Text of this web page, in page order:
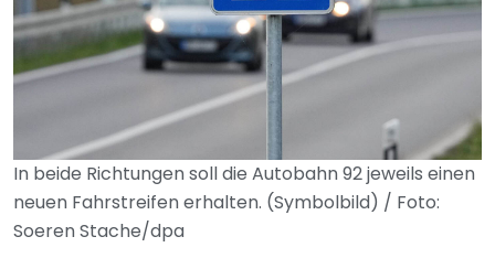
In beide Richtungen soll die Autobahn 92 jeweils einen
neuen Fahrstreifen erhalten. (Symbolbild) / Foto:
Soeren Stache/dpa